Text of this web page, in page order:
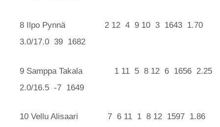
8 Ilpo Pynnä 2 12 4 9 10 3 1643 1.70
3.0/17.0 39 1682
9 Samppa Takala 1 11 5 8 12 6 1656 2.25
2.0/16.5 -7 1649
10 Vellu Alisaari 7 6 11 1 8 12 1597 1.86